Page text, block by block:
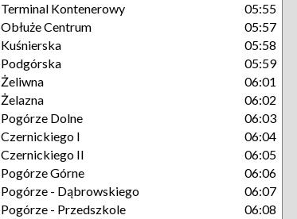
Terminal Kontenerowy
05:55
Obłuże Centrum
05:57
Kuśnierska
05:58
Podgórska
05:59
Żeliwna
06:01
Żelazna
06:02
Pogórze Dolne
06:03
Czernickiego I
06:04
Czernickiego II
06:05
Pogórze Górne
06:06
Pogórze - Dąbrowskiego
06:07
Pogórze - Przedszkole
06:08